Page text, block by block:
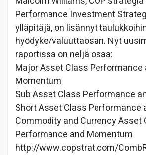
Performance Investment
ylläpitäjä, on lisännyt
hyödyke/valuuttaosan. Nyt
raportissa on neljä osaa:
Major Asset Class Performance
Momentum
Sub Asset Class Performance
Short Asset Class Performance
Commodity and Currency Asset
Performance and Momentum
http://www.copstrat.com/